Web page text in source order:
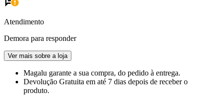
Atendimento
Demora para responder
Ver mais sobre a loja
Magalu garante a sua compra, do pedido à entrega.
Devolução Gratuita em até 7 dias depois de receber o
produto.